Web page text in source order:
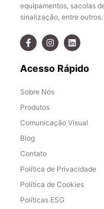
equipamentos, sacolas
sinalização, entre outros.
Acesso Rápido
Sobre Nós
Produtos
Comunicação Visual
Blog
Contato
Política de Privacidade
Política de Cookies
Políticas ESG